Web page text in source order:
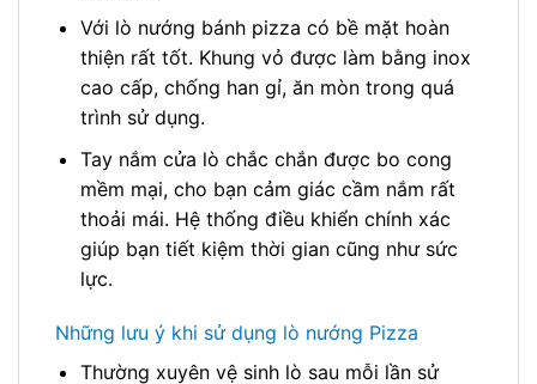
Với lò nướng bánh pizza có bề mặt hoàn
thiện rất tốt. Khung vỏ được làm bằng inox
cao cấp, chống han gỉ, ăn mòn trong quá
trình sử dụng.
Tay nắm cửa lò chắc chắn được bo cong
mềm mại, cho bạn cảm giác cầm nắm rất
thoải mái. Hệ thống điều khiển chính xác
giúp bạn tiết kiệm thời gian cũng như sức
lực.
Những lưu ý khi sử dụng lò nướng Pizza
Thường xuyên vệ sinh lò sau mỗi lần sử